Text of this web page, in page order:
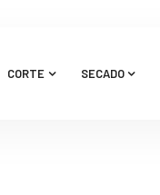
CORTE SECADO